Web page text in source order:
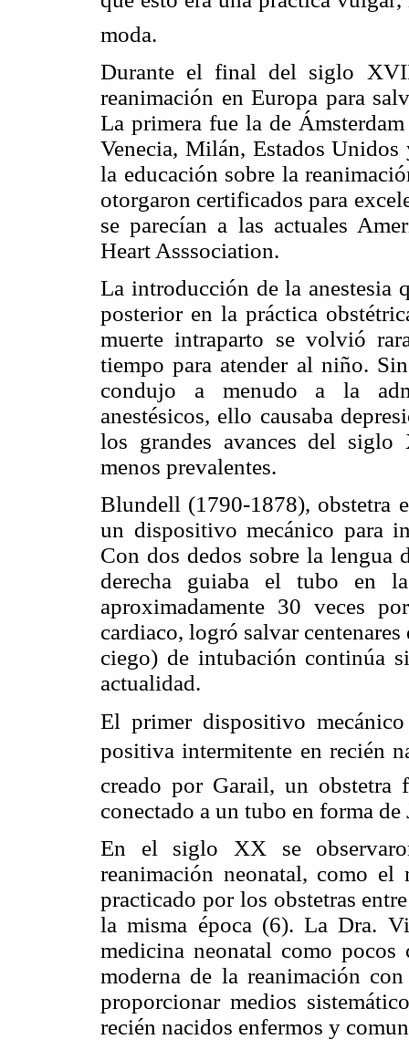
moda.
Durante el final del siglo
reanimación en Europa para
La primera fue la de
Venecia, Milán, Estados
la educación sobre la
otorgaron certificados para
se parecían a las actuales
Heart Asssociation.
La introducción de la anestesia
posterior en la práctica
muerte intraparto se volvió
tiempo para atender al niño.
condujo a menudo a la
anestésicos, ello causaba
los grandes avances del siglo
menos prevalentes.
Blundell (1790-1878), obstetra
un dispositivo mecánico para
Con dos dedos sobre la
derecha guiaba el tubo en
aproximadamente 30 veces
cardiaco, logró salvar
ciego) de intubación continúa
actualidad.
El primer dispositivo
positiva intermitente en recién
creado por Garail, un obstetra
conectado a un tubo en forma de
En el siglo XX se
reanimación neonatal, como
practicado por los obstetras
la misma época (6). La Dra.
medicina neonatal como
moderna de la reanimación
proporcionar medios
recién nacidos enfermos y